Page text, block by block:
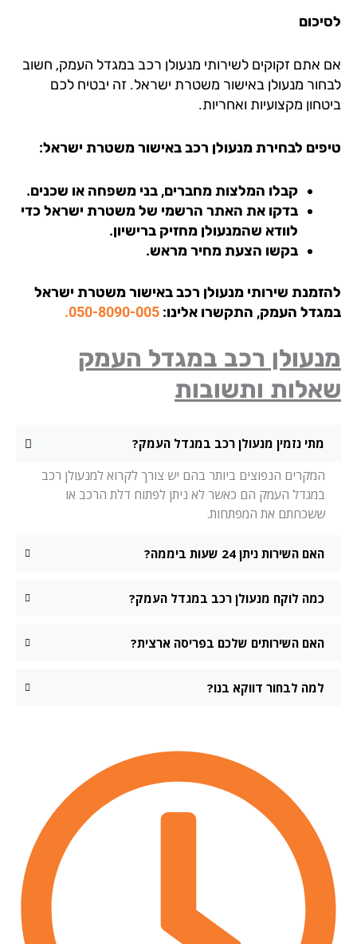
אתם זקוקים לשירותי מנעולן רכב במגדל העמק, חשוב
מנעולן באישור משטרת ישראל. זה יבטיח לכם
מקצועיות ואחריות.
לבחירת מנעולן רכב באישור משטרת ישראל:
קבלו המלצות מחברים, בני משפחה או שכנים.
בדקו את האתר הרשמי של משטרת ישראל כדי
לוודא שהמנעולן מחזיק ברישיון.
בקשו הצעת מחיר מראש.
שירותי מנעולן רכב באישור משטרת ישראל
העמק, התקשרו אלינו:050-8090-005.
רכב במגדל העמק
ותשובות
מתי נזמין מנעולן רכב במגדל העמק?
המקרים הנפוצים ביותר בהם יש צורך לקרוא למנעולן רכב
במגדל העמק הם כאשר לא ניתן לפתוח דלת הרכב או
ששכחתם את המפתחות.
האם השירות ניתן 24 שעות ביממה?
כמה לוקח מנעולן רכב במגדל העמק?
האם השירותים שלכם בפריסה ארצית?
למה לבחור דווקא בנו?